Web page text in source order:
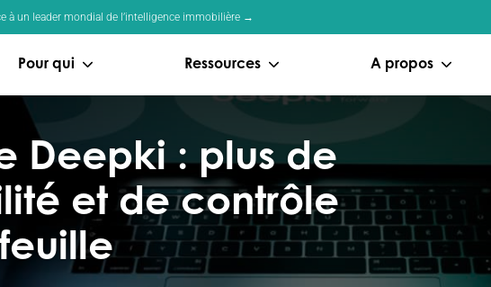
à un leader mondial de l’intelligence immobilière →
Pour qui Ressources A propos
Deepki : plus de
et de contrôle